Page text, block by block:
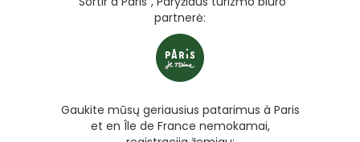
partnerė:
Gaukite mūsų geriausius patarimus à Paris
et en Île de France nemokamai,